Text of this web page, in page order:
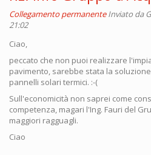
Collegamento permanente Inviato da
21:02
Ciao,
peccato che non puoi realizzare
pavimento, sarebbe stata la
pannelli solari termici. :-(
Sull'economicità non saprei come
competenza, magari l'Ing. Fauri del
maggiori ragguagli.
Ciao